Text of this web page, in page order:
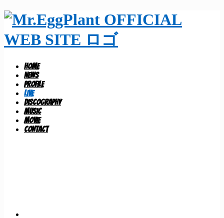
HOME
NEWS
PROFILE
LIVE
DISCOGRAPHY
MUSIC
MOVIE
CONTACT